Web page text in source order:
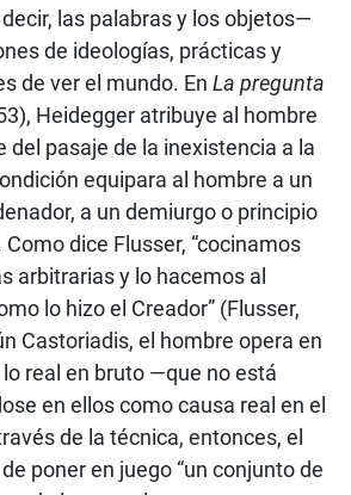
las palabras y los objetos—
de ideologías, prácticas y
de ver el mundo. En La pregunta
Heidegger atribuye al hombre
del pasaje de la inexistencia a la
equipara al hombre a un
a un demiurgo o principio
dice Flusser, “cocinamos
arbitrarias y lo hacemos al
lo hizo el Creador” (Flusser,
Castoriadis, el hombre opera en
real en bruto —que no está
en ellos como causa real en el
de la técnica, entonces, el
poner en juego “un conjunto de